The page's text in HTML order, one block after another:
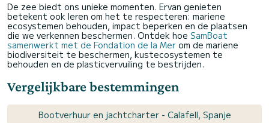
De zee biedt ons unieke momenten. Ervan genieten
betekent ook leren om het te respecteren: mariene
ecosystemen behouden, impact beperken en de plaatsen
die we verkennen beschermen. Ontdek hoe SamBoat
samenwerkt met de Fondation de la Mer om de mariene
biodiversiteit te beschermen, kustecosystemen te
behouden en de plasticvervuiling te bestrijden.
Vergelijkbare bestemmingen
Bootverhuur en jachtcharter - Calafell, Spanje